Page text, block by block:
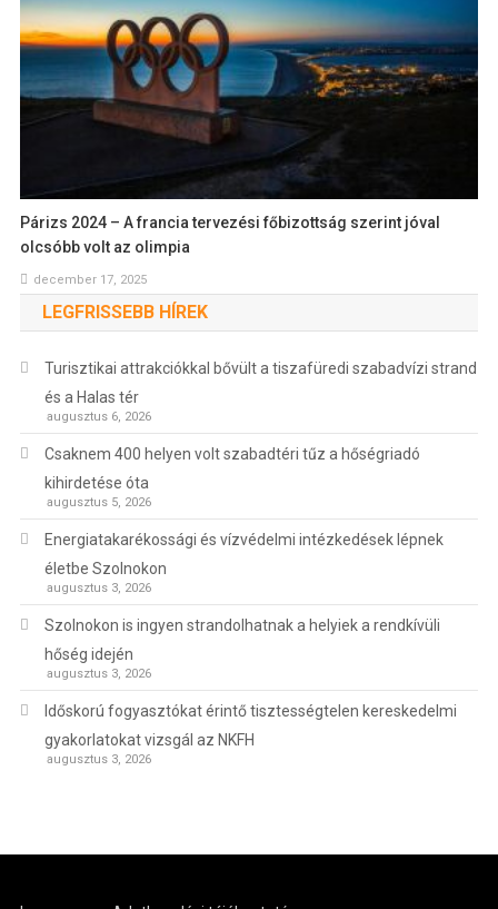
Párizs 2024 – A francia tervezési főbizottság szerint jóval
olcsóbb volt az olimpia
december 17, 2025
LEGFRISSEBB HÍREK
Turisztikai attrakciókkal bővült a tiszafüredi szabadvízi strand
és a Halas tér
augusztus 6, 2026
Csaknem 400 helyen volt szabadtéri tűz a hőségriadó
kihirdetése óta
augusztus 5, 2026
Energiatakarékossági és vízvédelmi intézkedések lépnek
életbe Szolnokon
augusztus 3, 2026
Szolnokon is ingyen strandolhatnak a helyiek a rendkívüli
hőség idején
augusztus 3, 2026
Időskorú fogyasztókat érintő tisztességtelen kereskedelmi
gyakorlatokat vizsgál az NKFH
augusztus 3, 2026